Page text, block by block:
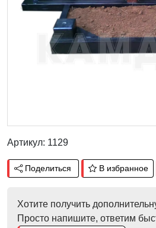
Артикул: 1129
Поделиться В избранное
Хотите получить
Просто напишите, ответим